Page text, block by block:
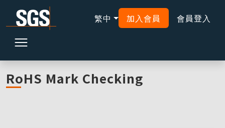
繁中 加入會員 會員登入
RoHS Mark Checking